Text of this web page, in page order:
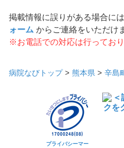
掲載情報に誤りがある場合に
ォーム からご連絡をいただけ
※お電話での対応は行ってお
病院なびトップ> 熊本県 > 辛島
プライバシーマー